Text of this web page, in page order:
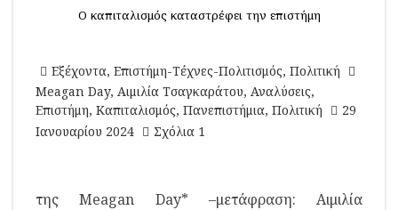
Ο καπιταλισμός καταστρέφει την επιστήμη
Εξέχοντα, Επιστήμη-Τέχνες-Πολιτισμός, Πολιτική
Meagan Day, Αιμιλία Τσαγκαράτου, Αναλύσεις,
Επιστήμη, Καπιταλισμός, Πανεπιστήμια, Πολιτική
29
Ιανουαρίου 2024
Σχόλια 1
της Meagan Day* –μετάφραση: Αιμιλία